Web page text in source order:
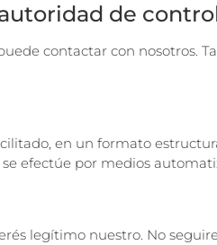
de
contactar con
en un formato
efectúe por medios
legítimo nuestro. No